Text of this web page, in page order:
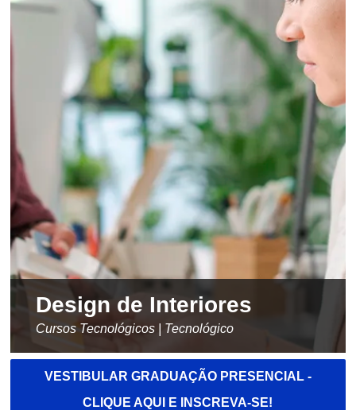
Design de Interiores
Cursos Tecnológicos | Tecnológico
VESTIBULAR GRADUAÇÃO PRESENCIAL -
CLIQUE AQUI E INSCREVA-SE!